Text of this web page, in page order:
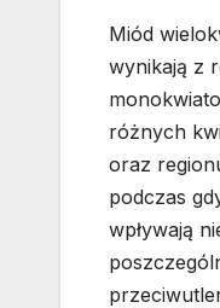
Miód
wynikają z
różnych
oraz
podczas
wpływają